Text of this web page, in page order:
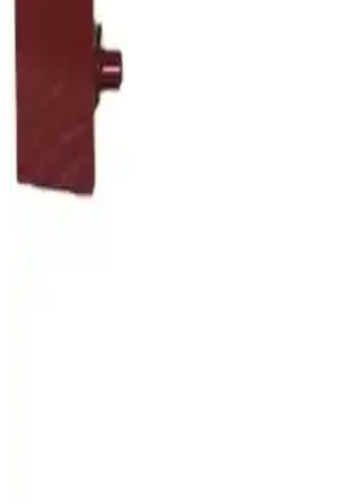
Arnica ET14300 ile Philips
gücü ve ses seviyesi odaklı farklar
Bu karşılaştırma, Arnica ET14300 Tesla
PowerPro Compact FC9323/07 tozsuz
sistemi ve ergonomi açısından tarafsız
geri bildirimlerini de öne çıkarır.